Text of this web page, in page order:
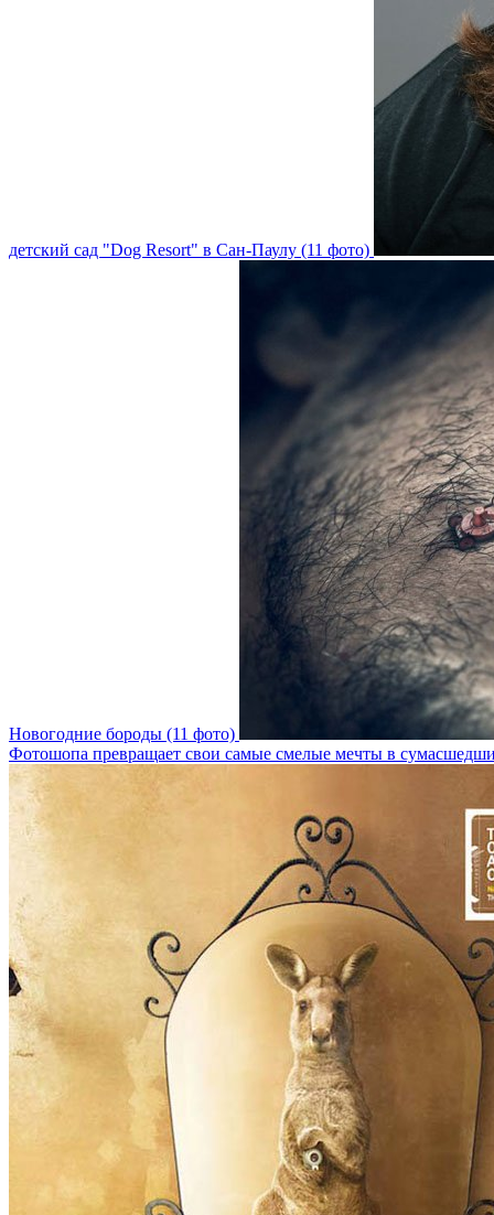
детский сад "Dog Resort" в Сан-Паулу (11 фото)
Новогодние бороды (11 фото)
Фотошопа превращает свои самые смелые мечты в